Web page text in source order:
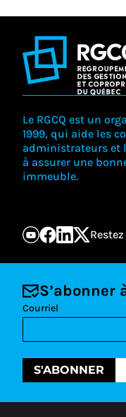
Le RGCQ est un
1999, qui aide les
administrateurs et
à assurer une
immeuble.
S’abonner
Courriel
S'ABONNER